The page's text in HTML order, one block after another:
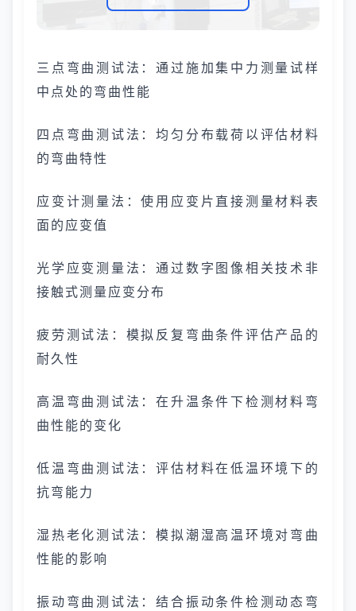
三点弯曲测试法：通过施加集中力测量试样
中点处的弯曲性能
四点弯曲测试法：均匀分布载荷以评估材料
的弯曲特性
应变计测量法：使用应变片直接测量材料表
面的应变值
光学应变测量法：通过数字图像相关技术非
接触式测量应变分布
疲劳测试法：模拟反复弯曲条件评估产品的
耐久性
高温弯曲测试法：在升温条件下检测材料弯
曲性能的变化
低温弯曲测试法：评估材料在低温环境下的
抗弯能力
湿热老化测试法：模拟潮湿高温环境对弯曲
性能的影响
振动弯曲测试法：结合振动条件检测动态弯